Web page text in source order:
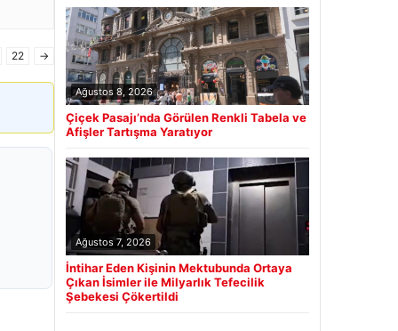
22 →
Ağustos 8, 2026
Çiçek Pasajı’nda Görülen Renkli Tabela ve
Afişler Tartışma Yaratıyor
Ağustos 7, 2026
İntihar Eden Kişinin Mektubunda Ortaya
Çıkan İsimler ile Milyarlık Tefecilik
Şebekesi Çökertildi